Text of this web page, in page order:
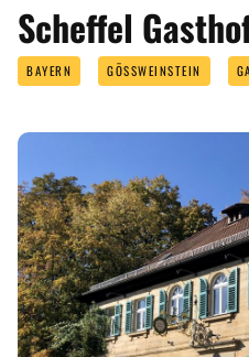
Scheffel
BAYERN GÖSSWEINSTEIN